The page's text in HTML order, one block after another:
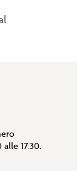
17:30.